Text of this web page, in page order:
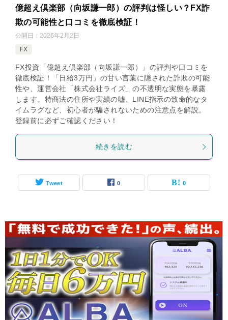
億超え倶楽部（向坂謙一郎）の評判は怪しい？FX詐
欺の可能性と口コミを徹底検証！
公開日： 2026年2月2日
FX
FX投資「億超え倶楽部（向坂謙一郎）」の評判や口コミを
徹底検証！「日給3万円」の甘い言葉に隠された詐欺の可能
性や、運営会社「株式会社ライズ」の不透明な実態を暴露
します。特商法の住所や実績の嘘、LINE指示の致命的なタ
イムラグなど、初心者が騙されないための注意点を解説。
登録前に必ずご確認ください！
続きを読む
Tweet 0 0